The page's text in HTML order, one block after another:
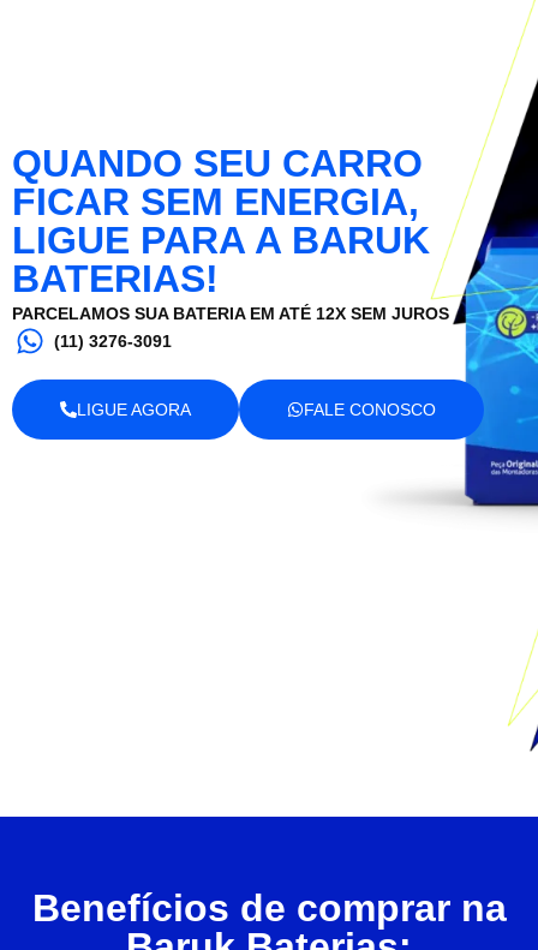
QUANDO SEU CARRO
FICAR SEM ENERGIA,
LIGUE PARA A BARUK
BATERIAS!
PARCELAMOS SUA BATERIA EM ATÉ 12X SEM JUROS
(11) 3276-3091
LIGUE AGORA FALE CONOSCO
Benefícios de comprar na